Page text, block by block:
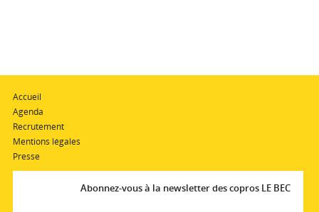
Accueil
Agenda
Recrutement
Mentions légales
Presse
Abonnez-vous à la newsletter des copros LE BEC